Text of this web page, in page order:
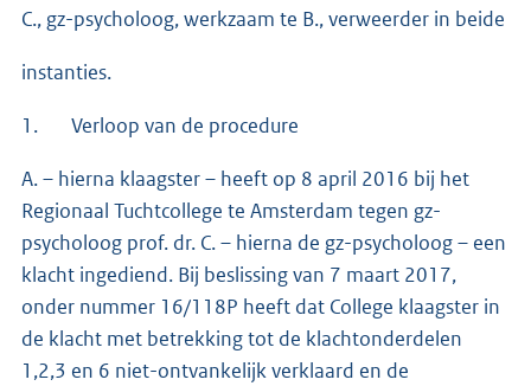
C., gz-psycholoog, werkzaam te B., verweerder in beide
instanties.
1. Verloop van de procedure
A. – hierna klaagster – heeft op 8 april 2016 bij het
Regionaal Tuchtcollege te Amsterdam tegen gz-
psycholoog prof. dr. C. – hierna de gz-psycholoog – een
klacht ingediend. Bij beslissing van 7 maart 2017,
onder nummer 16/118P heeft dat College klaagster in
de klacht met betrekking tot de klachtonderdelen
1,2,3 en 6 niet-ontvankelijk verklaard en de